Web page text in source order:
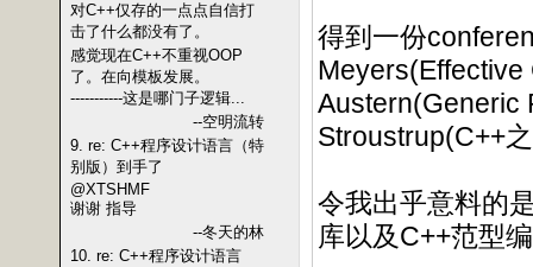
对C++仅存的一点点自信打
击了什么都没有了。
感觉现在C++不重视OOP
了。在向模板发展。
-----------这是哪门子逻辑...
--空明流转
9. re: C++程序设计语言（特
别版）到手了
@XTSHMF
谢谢 指导
--冬天的林
10. re: C++程序设计语言
得到一份
Meyers(Effective
Austern(Generic
Stroustrup(C++
令我出乎意料的
库以及C++范型